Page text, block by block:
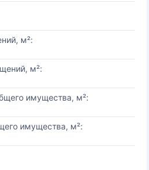
м²:
м²:
имущества, м²:
имущества, м²: